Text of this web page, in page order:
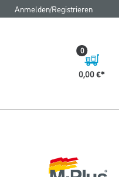
Anmelden/Registrieren
0,00 €
0